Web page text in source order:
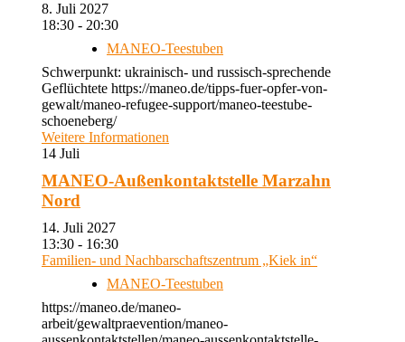
8. Juli 2027
18:30 - 20:30
MANEO-Teestuben
Schwerpunkt: ukrainisch- und russisch-sprechende
Geflüchtete https://maneo.de/tipps-fuer-opfer-von-
gewalt/maneo-refugee-support/maneo-teestube-
schoeneberg/
Weitere Informationen
14 Juli
MANEO-Außenkontaktstelle Marzahn
Nord
14. Juli 2027
13:30 - 16:30
Familien- und Nachbarschaftszentrum „Kiek in“
MANEO-Teestuben
https://maneo.de/maneo-
arbeit/gewaltpraevention/maneo-